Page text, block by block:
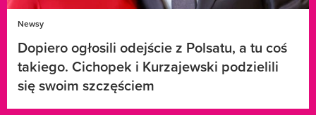
Newsy
Dopiero ogłosili odejście z Polsatu, a tu coś
takiego. Cichopek i Kurzajewski podzielili
się swoim szczęściem